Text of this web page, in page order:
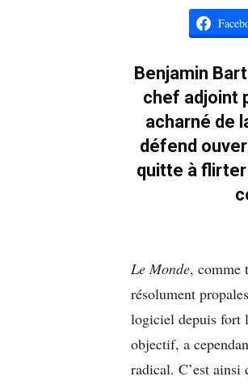
Benjamin
chef adjoint
acharné de
défend
quitte à flirter
Le Monde, comme
résolument
logiciel depuis fort
objectif, a
radical. C’est ainsi